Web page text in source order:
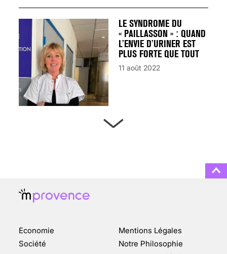
LE SYNDROME DU
« PAILLASSON » : QUAND
L’ENVIE D’URINER EST
PLUS FORTE QUE TOUT
11 août 2022
CHANGEMENT DE SEXE :
DES DEMANDES
Economie
Société
Mentions Légales
Notre Philosophie